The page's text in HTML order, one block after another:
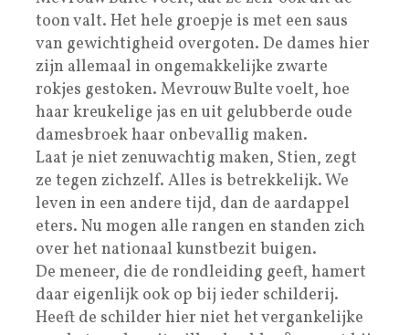
toon valt. Het hele groepje is met een saus
van gewichtigheid overgoten. De dames hier
zijn allemaal in ongemakkelijke zwarte
rokjes gestoken. Mevrouw Bulte voelt, hoe
haar kreukelige jas en uit gelubberde oude
damesbroek haar onbevallig maken.
Laat je niet zenuwachtig maken, Stien, zegt
ze tegen zichzelf. Alles is betrekkelijk. We
leven in een andere tijd, dan de aardappel
eters. Nu mogen alle rangen en standen zich
over het nationaal kunstbezit buigen.
De meneer, die de rondleiding geeft, hamert
daar eigenlijk ook op bij ieder schilderij.
Heeft de schilder hier niet het vergankelijke